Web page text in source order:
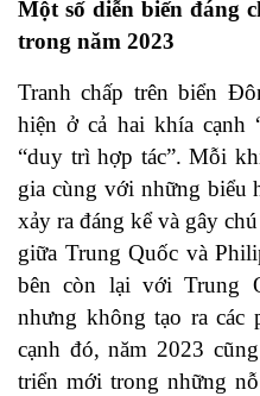
Một số diễn biến đáng
trong năm 2023
Tranh chấp trên biển
hiện ở cả hai khía cạnh
“duy trì hợp tác”. Mỗi
gia cùng với những biểu
xảy ra đáng kể và gây
giữa Trung Quốc và
bên còn lại với Trung
nhưng không tạo ra các
cạnh đó, năm 2023
triển mới trong những